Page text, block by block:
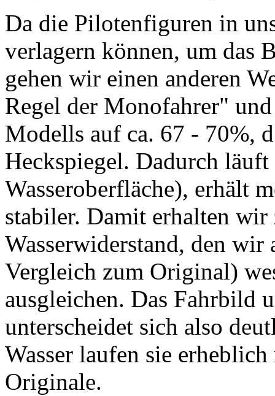
Da die Pilotenfiguren in
verlagern können, um das
gehen wir einen anderen
Regel der Monofahrer"
Modells auf ca. 67 - 70%,
Heckspiegel. Dadurch
Wasseroberfläche), erhält
stabiler. Damit erhalten wir
Wasserwiderstand, den wir
Vergleich zum Original)
ausgleichen. Das Fahrbild
unterscheidet sich also
Wasser laufen sie
Originale.